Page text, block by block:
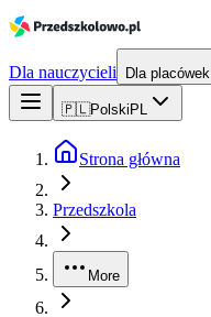
Dla nauczycieli Dla placówek
🇵🇱Polski PL
Strona główna
Przedszkola
More